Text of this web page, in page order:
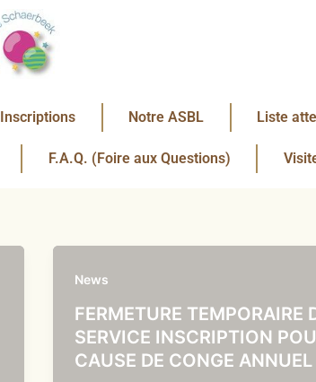
Inscriptions Notre ASBL Liste
F.A.Q. (Foire aux Questions)
News
FERMETURE TEMPORAIRE
SERVICE INSCRIPTION
CAUSE DE CONGE ANNUEL